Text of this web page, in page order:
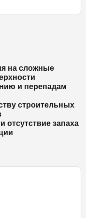
на сложные
и перепадам
строительных
отсутствие запаха